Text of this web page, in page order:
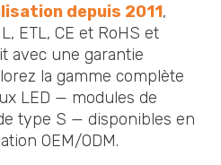
depuis 2011,
ETL, CE et RoHS et
avec une garantie
la gamme complète
LED — modules de
type S — disponibles en
OEM/ODM.